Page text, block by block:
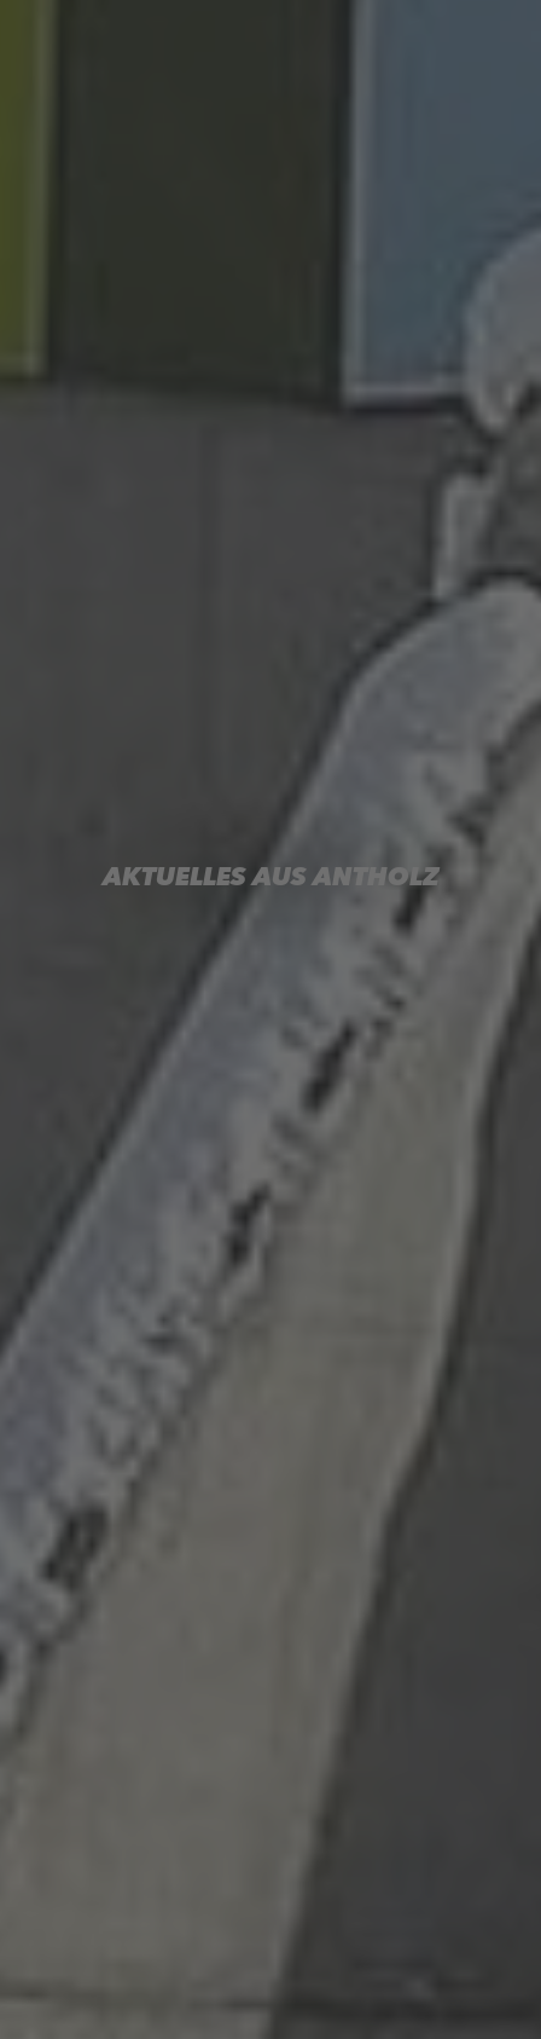
AKTUELLES AUS ANTHOLZ